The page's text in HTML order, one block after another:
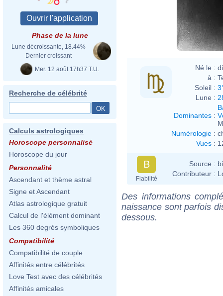
Phase de la lune
Lune décroissante, 18.44%
Dernier croissant
Mer. 12 août 17h37 T.U.
Recherche de célébrité
Calculs astrologiques
Horoscope personnalisé
Horoscope du jour
Personnalité
Ascendant et thème astral
Signe et Ascendant
Atlas astrologique gratuit
Calcul de l'élément dominant
Les 360 degrés symboliques
Compatibilité
Compatibilité de couple
Affinités entre célébrités
Love Test avec des célébrités
Affinités amicales
Né le :
à :
Soleil :
Lune :
Dominantes :
Numérologie :
Vues :
B
Fiabilité
Source :
Contributeur :
Des informations
naissance sont parfois
dessous.